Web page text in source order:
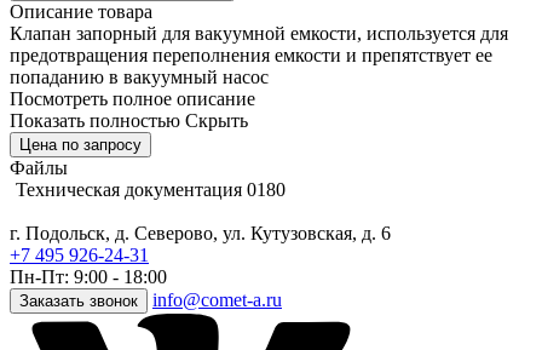
Описание товара
Клапан запорный для вакуумной емкости, используется для
предотвращения переполнения емкости и препятствует ее
попаданию в вакуумный насос
Посмотреть полное описание
Показать полностью Скрыть
Цена по запросу
Файлы
Техническая документация 0180
г. Подольск, д. Северово, ул. Кутузовская, д. 6
+7 495 926-24-31
Пн-Пт: 9:00 - 18:00
Заказать звонок info@comet-a.ru